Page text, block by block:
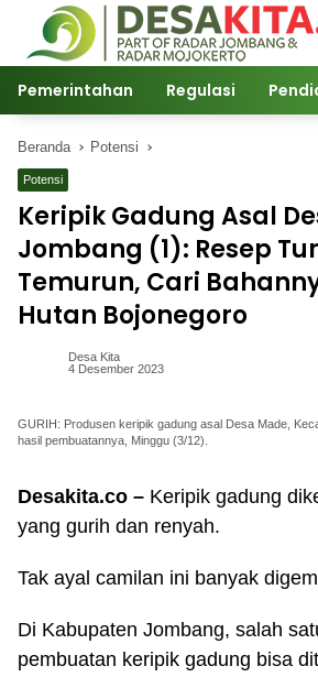
Langsung
konten
Pemerintahan Regulasi
Beranda Potensi
Potensi
Keripik Gadung Asal
Jombang (1): Resep
Temurun, Cari
Hutan Bojonegoro
Desa Kita
4 Desember 2023
GURIH: Produsen keripik gadung asal Desa Made,
hasil pembuatannya, Minggu (3/12).
Desakita.co – Keripik gadung
yang gurih dan renyah.
Tak ayal camilan ini banyak
Di Kabupaten Jombang, salah
pembuatan keripik gadung bisa